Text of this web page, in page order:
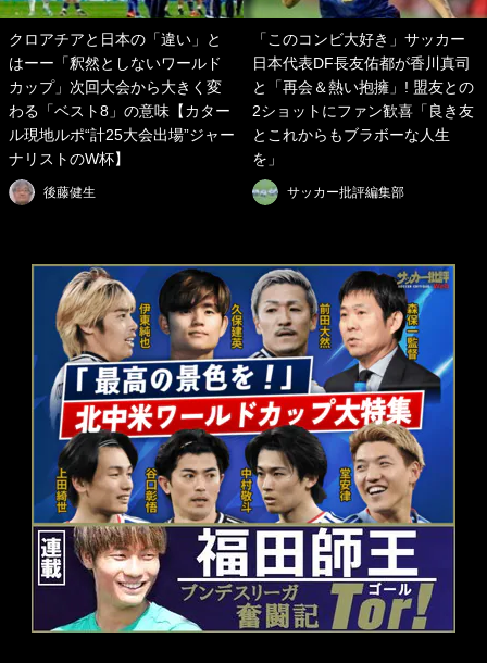
クロアチアと日本の「違い」と
はーー「釈然としないワールド
カップ」次回大会から大きく変
わる「ベスト8」の意味【カター
ル現地ルポ“計25大会出場”ジャー
ナリストのW杯】
後藤健生
「このコンビ大好き」サッカー
日本代表DF長友佑都が香川真司
と「再会＆熱い抱擁」! 盟友との
2ショットにファン歓喜「良き友
とこれからもブラボーな人生
を」
サッカー批評編集部